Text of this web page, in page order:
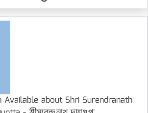
about Shri Surendranath